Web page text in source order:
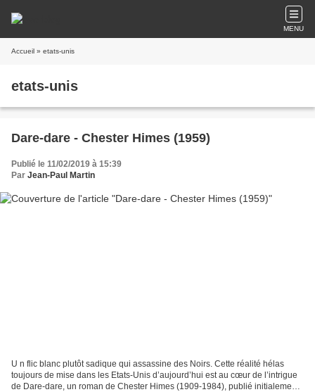
MENU
Accueil » etats-unis
etats-unis
Dare-dare - Chester Himes (1959)
Publié le 11/02/2019 à 15:39
Par Jean-Paul Martin
U n flic blanc plutôt sadique qui assassine des Noirs. Cette réalité hélas
toujours de mise dans les Etats-Unis d’aujourd’hui est au cœur de l’intrigue
de Dare-dare, un roman de Chester Himes (1909-1984), publié initialement